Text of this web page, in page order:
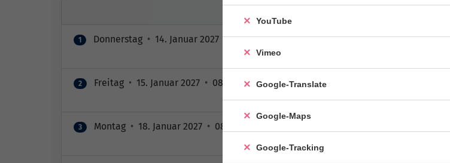
1 Donnerstag • 14. Januar 2027 • 08:30 – 12:30 Uhr
Esslingen, vhs-
2 Freitag • 15. Januar 2027 • 08:30 – 12:30 Uhr
3 Montag • 18. Januar 2027 • 08:30 – 12:30 Uhr
YouTube
Vimeo
Google-Translate
Google-Maps
Google-Tracking